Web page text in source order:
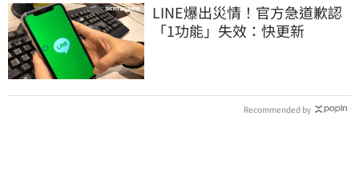
LINE爆出災情！官方急道歉認
「1功能」失效：快更新
Recommended by